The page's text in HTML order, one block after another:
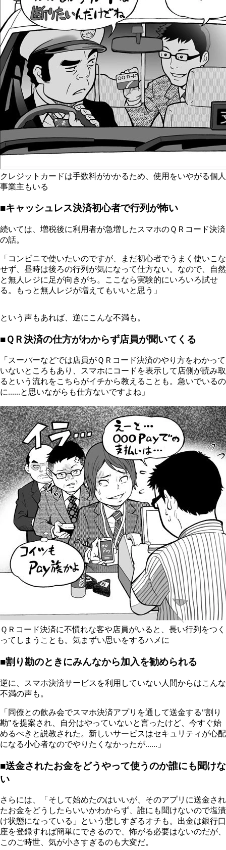
クレジットカードは手数料がかかるため、使用をいやがる個人
事業主もいる
■キャッシュレス決済初心者で行列が怖い
続いては、増税後に利用者が急増したスマホのＱＲコード決済
の話。
「コンビニで使いたいのですが、まだ初心者でうまく使いこな
せず、昼時は後ろの行列が気になって仕方ない。なので、自然
と無人レジに足が向きがち。ここなら実験的にいろいろ試せ
る。もっと無人レジが増えてもいいと思う」
という声もあれば、逆にこんな不満も。
■ＱＲ決済の仕方がわからず店員が聞いてくる
「スーパーなどでは店員がＱＲコード決済のやり方をわかって
いないところもあり、スマホにコードを表示して店側が読み取
るという流れをこちらがイチから教えることも。急いでいるの
に......と思いながらも仕方ないですよね」
ＱＲコード決済に不慣れな客や店員がいると、長い行列をつく
ってしまうことも。気まずい思いをするハメに
■割り勘のときにみんなから加入を勧められる
逆に、スマホ決済サービスを利用していない人間からはこんな
不満の声も。
「同僚との飲み会でスマホ決済アプリを通して送金する"割り
勘"を提案され、自分はやっていないと言ったけど、今すぐ始
めるべきと説教された。新しいサービスはセキュリティが心配
になる小心者なのでやりたくなかったが......」
■送金されたお金をどうやって使うのか誰にも聞けな
い
さらには、「そして始めたのはいいが、そのアプリに送金され
たお金をどうしたらいいかわからず、誰にも聞けないので塩漬
け状態になっている」という悲しすぎるオチも。出金は銀行口
座を登録すれば簡単にできるので、怖がる必要はないのだが、
このご時世、気が小さすぎるのも大変だ。